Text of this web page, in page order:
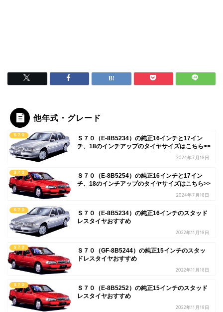
他年式・グレード
Ｓ７０
Ｓ７０（E-8B5234）の純正16インチと17イン
チ、18のインチアップのタイヤサイズはこちら>>
2024年7月18日
Ｓ７０
Ｓ７０（E-8B5254）の純正16インチと17イン
チ、18のインチアップのタイヤサイズはこちら>>
2024年7月18日
Ｓ７０
Ｓ７０（E-8B5234）の純正16インチのスタッド
レスタイヤおすすめ
2022年11月18日
Ｓ７０
Ｓ７０（GF-8B5244）の純正15インチのスタッ
ドレスタイヤおすすめ
2022年11月18日
Ｓ７０
Ｓ７０（E-8B5252）の純正15インチのスタッド
レスタイヤおすすめ
2022年11月18日